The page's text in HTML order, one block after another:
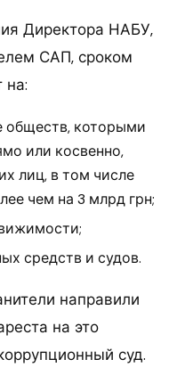
Директора НАБУ,
САП, сроком
на:
обществ, которыми
или косвенно,
лиц, в том числе
чем на 3 млрд грн;
средств и судов.
направили
на это
суд.